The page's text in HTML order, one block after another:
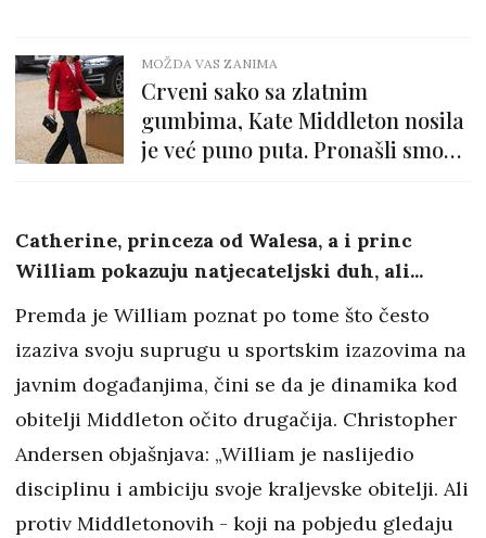
MOŽDA VAS ZANIMA
Crveni sako sa zlatnim
gumbima, Kate Middleton nosila
je već puno puta. Pronašli smo
Catherine, princeza od Walesa, a i princ
William pokazuju natjecateljski duh, ali...
Premda je William poznat po tome što često
izaziva svoju suprugu u sportskim izazovima na
javnim događanjima, čini se da je dinamika kod
obitelji Middleton očito drugačija. Christopher
Andersen objašnjava: „William je naslijedio
disciplinu i ambiciju svoje kraljevske obitelji. Ali
protiv Middletonovih - koji na pobjedu gledaju